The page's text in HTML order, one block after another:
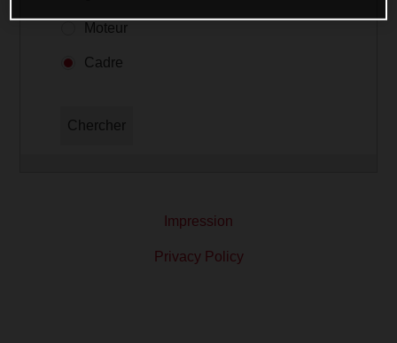
Moteur
Cadre
Chercher
Impression
Privacy Policy